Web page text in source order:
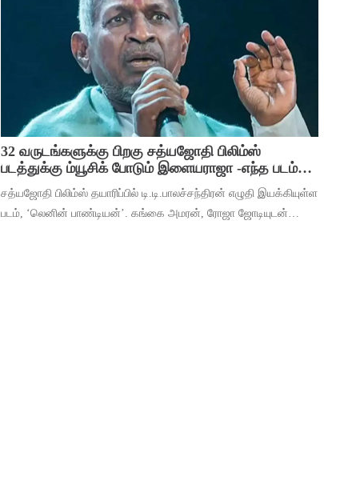
பிரவஸ்தி, டான்ஸ் மாஸ்டர் சாய்
32 வருடங்களுக்கு பிறகு சத்யஜோதி பிலிம்ஸ்
படத்துக்கு ம்யூசிக் போடும் இளையராஜா -எந்த படம்
தெரியுமா ?
சத்யஜோதி பிலிம்ஸ் தயாரிப்பில் டி.டி.பாலச்சந்திரன் எழுதி இயக்கியுள்ள
படம், ‘லெனின் பாண்டியன்’. கங்கை அமரன், ரோஜா ஜோடியுடன்